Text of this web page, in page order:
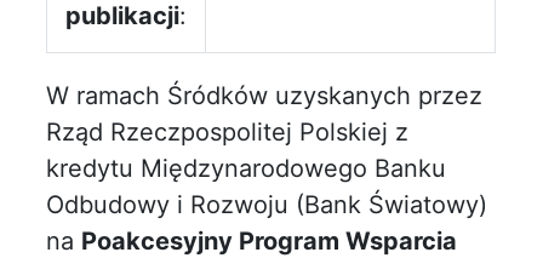
publikacji:
W ramach Śródków uzyskanych przez
Rząd Rzeczpospolitej Polskiej z
kredytu Międzynarodowego Banku
Odbudowy i Rozwoju (Bank Światowy)
na Poakcesyjny Program Wsparcia